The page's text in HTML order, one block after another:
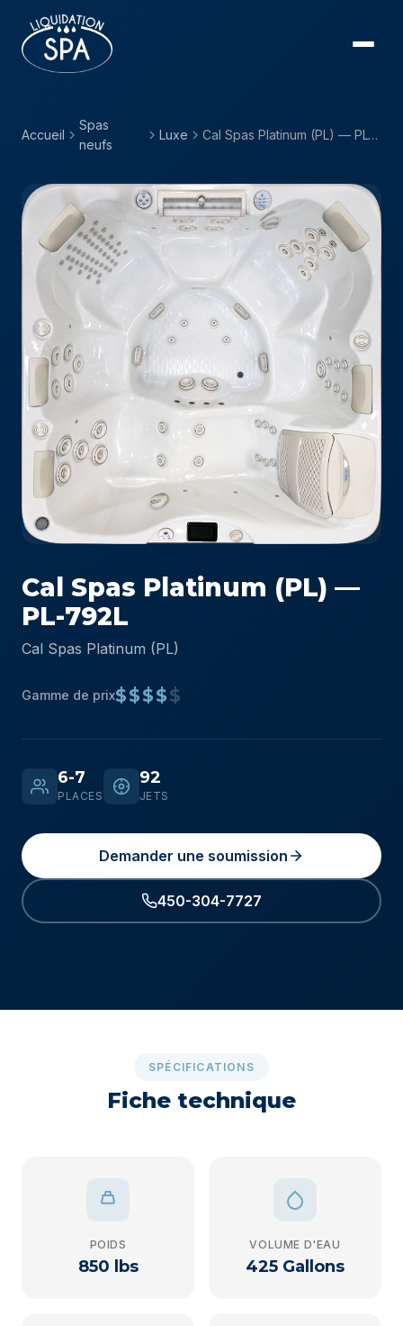
Accueil
Spas
neufs
Luxe Cal Spas Platinum (PL) — PL-792L
Cal Spas Platinum (PL) —
PL-792L
Cal Spas Platinum (PL)
Gamme de prix$$$$$
6-7
PLACES
92
JETS
Demander une soumission
450-304-7727
SPÉCIFICATIONS
Fiche technique
POIDS
850 lbs
VOLUME D'EAU
425 Gallons